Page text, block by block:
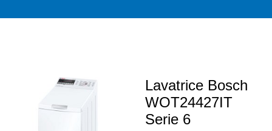
Lavatrice Bosch
WOT24427IT
Serie 6